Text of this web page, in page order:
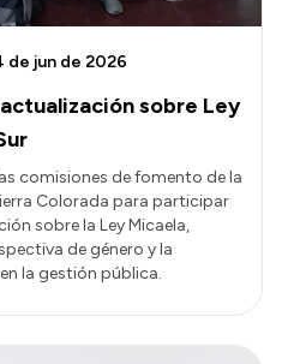
sobre Ley
de jun de 2026
comisiones de fomento de la
Colorada para participar
sobre la Ley Micaela,
de género y la
la gestión pública.